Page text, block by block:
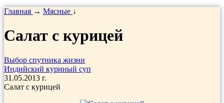
Главная → Мясные ↓
Салат с курицей
Выбор спутника жизни
Индийский куриный суп
31.05.2013 г.
Салат с курицей